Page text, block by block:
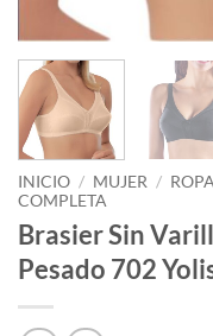
INICIO / MUJER /
COMPLETA
Brasier Sin
Pesado 702